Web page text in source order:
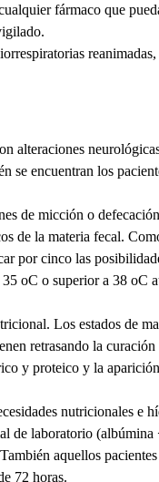
fármaco que
reanimadas,
alteraciones
se encuentran los
de micción o
de la materia fecal.
por cinco las
oC o superior a 38 oC
Los estados de
retrasando la
y proteico y la
nutricionales e
de laboratorio
aquellos
72 horas.